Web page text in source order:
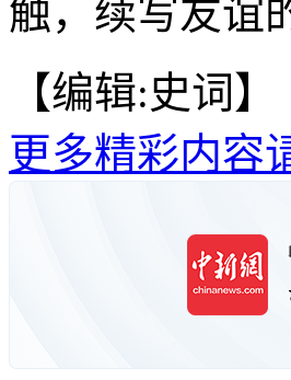
触，续写友谊
【编辑:史词】
更多精彩内容